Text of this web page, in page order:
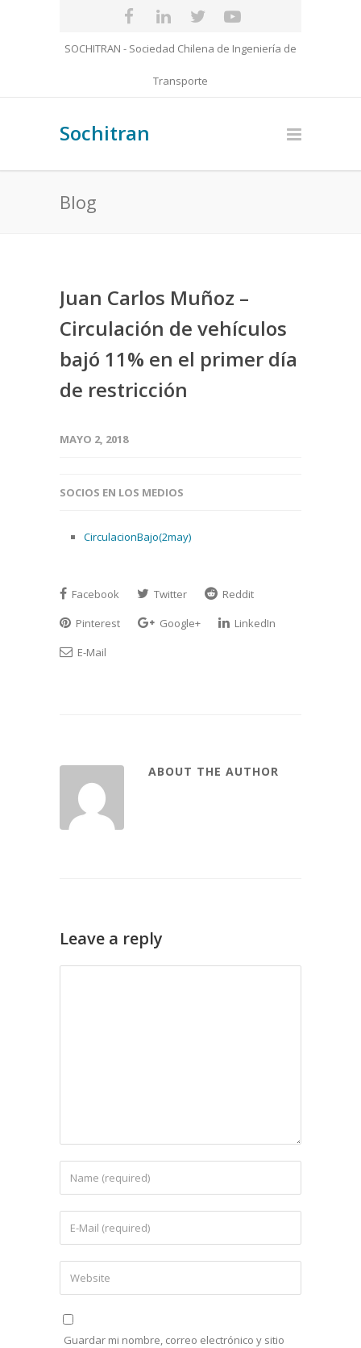
SOCHITRAN - Sociedad Chilena de Ingeniería de
Transporte
Sochitran
Blog
Juan Carlos Muñoz –
Circulación de vehículos
bajó 11% en el primer día
de restricción
MAYO 2, 2018
SOCIOS EN LOS MEDIOS
CirculacionBajo(2may)
Facebook Twitter
Reddit
Pinterest
Google+
LinkedIn
E-Mail
ABOUT THE AUTHOR
Leave a reply
Guardar mi nombre, correo electrónico y sitio